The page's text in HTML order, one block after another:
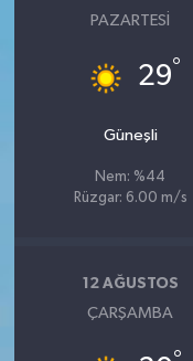
PAZARTESI
29°
Güneşli
Nem: %44
Rüzgar: 6.00 m/s
12 AĞUSTOS
ÇARŞAMBA